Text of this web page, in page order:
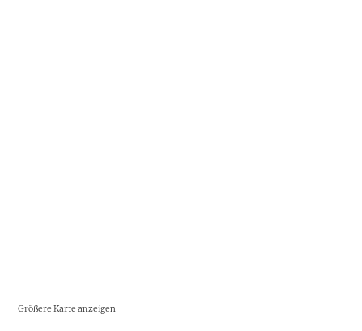
Größere Karte anzeigen